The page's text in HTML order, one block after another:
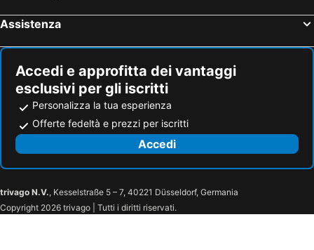
Assistenza
Accedi e approfitta dei vantaggi
esclusivi per gli iscritti
Personalizza la tua esperienza
Offerte fedeltà e prezzi per iscritti
Accedi
trivago N.V., Kesselstraße 5 – 7, 40221 Düsseldorf, Germania
Copyright 2026 trivago | Tutti i diritti riservati.